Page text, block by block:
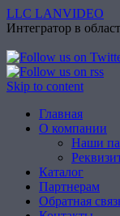
LLC LANVIDEO
Интегратор в
Skip to content
Главная
О компании
Наши
Каталог
Партнерам
Обратная